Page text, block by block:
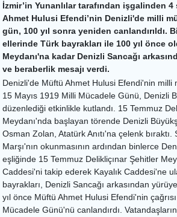
İzmir’in Yunanlılar tarafından işgalinden
Ahmet Hulusi Efendi’nin Denizli'de milli
gün, 100 yıl sonra yeniden canlandırıldı.
ellerinde Türk bayrakları ile 100 yıl önce
Meydanı'na kadar Denizli Sancağı
ve beraberlik mesajı verdi.
Denizli'de Müftü Ahmet Hulusi Efendi'nin milli
15 Mayıs 1919 Milli Mücadele Günü, Denizli
düzenlediği etkinlikle kutlandı. 15 Temmuz
Meydanı'nda başlayan törende Denizli
Osman Zolan, Atatürk Anıtı'na çelenk
Marşı'nın okunmasının ardından binlerce
eşliğinde 15 Temmuz Delikliçınar Şehitler
Caddesi'ni takip ederek Kayalık Caddesi'ne
bayrakları, Denizli Sancağı arkasından
yıl önce Müftü Ahmet Hulusi Efendi'nin
Mücadele Günü'nü canlandırdı.